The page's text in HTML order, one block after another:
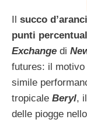
Il succo
punti
Exchange di
futures: il
simile
tropicale Beryl,
delle piogge